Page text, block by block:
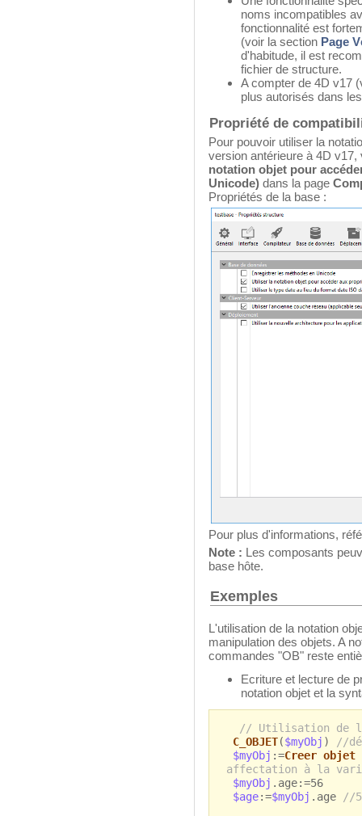
noms incompatibles
fonctionnalité est
(voir la section Page
d'habitude, il est
fichier de structure.
A compter de 4D v17
plus autorisés dans
Propriété de
Pour pouvoir utiliser la
version antérieure à 4D
notation objet pour
Unicode) dans la page
Propriétés de la base :
Pour plus d'informations,
Note : Les composants
base hôte.
Exemples
L'utilisation de la notation
manipulation des objets. A
commandes "OB" reste
Ecriture et lecture de
notation objet et la
// Utilisation de
C_OBJET($myObj )
//
$myObj :=Creer objet
affectation à la
$myObj .age:=56
$age:=$myObj .age //